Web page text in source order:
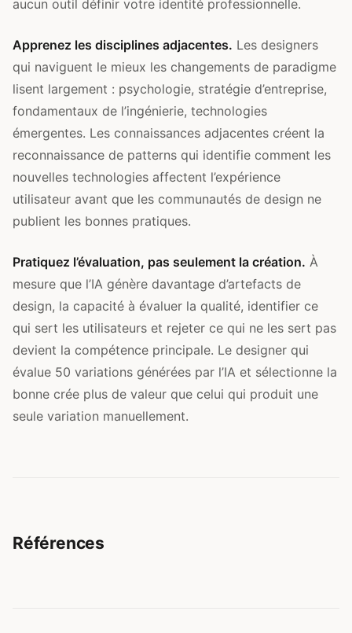
aucun outil définir votre identité professionnelle.
Apprenez les disciplines adjacentes. Les designers
qui naviguent le mieux les changements de paradigme
lisent largement : psychologie, stratégie d’entreprise,
fondamentaux de l’ingénierie, technologies
émergentes. Les connaissances adjacentes créent la
reconnaissance de patterns qui identifie comment les
nouvelles technologies affectent l’expérience
utilisateur avant que les communautés de design ne
publient les bonnes pratiques.
Pratiquez l’évaluation, pas seulement la création. À
mesure que l’IA génère davantage d’artefacts de
design, la capacité à évaluer la qualité, identifier ce
qui sert les utilisateurs et rejeter ce qui ne les sert pas
devient la compétence principale. Le designer qui
évalue 50 variations générées par l’IA et sélectionne la
bonne crée plus de valeur que celui qui produit une
seule variation manuellement.
Références